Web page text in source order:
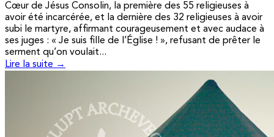
Cœur de Jésus Consolin, la première des 55 religieuses à
avoir été incarcérée, et la dernière des 32 religieuses à avoir
subi le martyre, affirmant courageusement et avec audace à
ses juges : « Je suis fille de l’Église ! », refusant de prêter le
serment qu’on voulait...
Lire la suite →